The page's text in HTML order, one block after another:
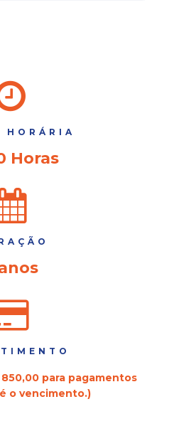
HORÁRIA
Horas
para pagamentos
o vencimento.)